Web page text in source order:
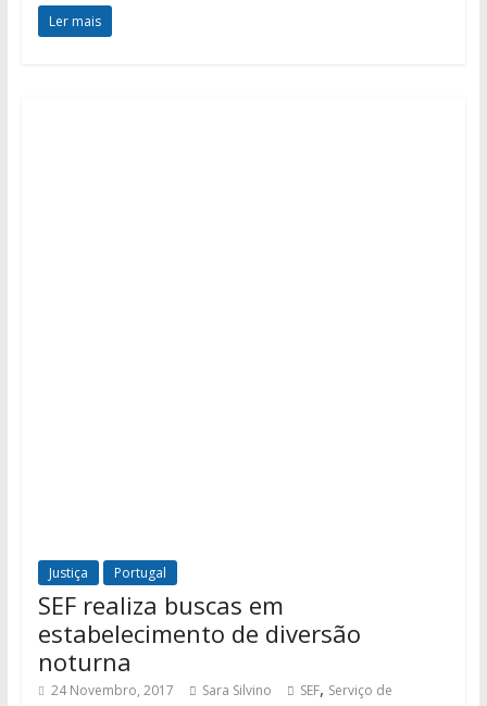
Ler mais
Justiça Portugal
SEF realiza buscas em
estabelecimento de diversão
noturna
24 Novembro, 2017 Sara Silvino SEF, Serviço de